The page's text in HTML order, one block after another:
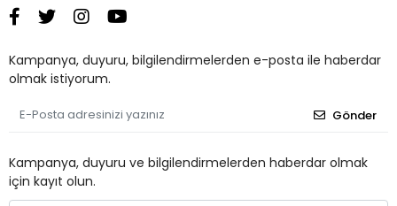
Kampanya, duyuru, bilgilendirmelerden e-posta ile haberdar
olmak istiyorum.
Gönder
Kampanya, duyuru ve bilgilendirmelerden haberdar olmak
için kayıt olun.